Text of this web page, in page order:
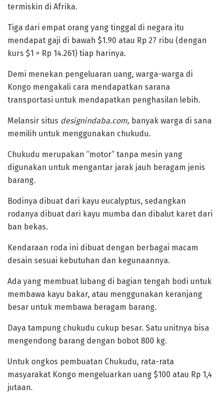
termiskin di Afrika.
‎Tiga dari empat orang yang tinggal di negara itu
mendapat gaji di bawah $1.90 atau Rp 27 ribu (dengan
kurs $1 = Rp 14.261) tiap harinya.
‎Demi menekan pengeluaran uang, warga-warga di
Kongo mengakali cara mendapatkan sarana
transportasi untuk mendapatkan penghasilan lebih.
Melansir situs designindaba.com, banyak warga di sana
memilih untuk menggunakan chukudu.
‎Chukudu merupakan “motor” tanpa mesin yang
digunakan untuk mengantar jarak jauh beragam jenis
barang.
Bodinya dibuat dari kayu eucalyptus, sedangkan
rodanya dibuat dari kayu mumba dan dibalut karet dari
ban bekas.
‎Kendaraan roda ini dibuat dengan berbagai macam
desain sesuai kebutuhan dan kegunaannya.
Ada yang membuat lubang di bagian tengah bodi untuk
membawa kayu bakar, atau menggunakan keranjang
besar untuk membawa beragam barang.
‎Daya tampung chukudu cukup besar. Satu unitnya bisa
mengendong barang dengan bobot 800 kg.
Untuk ongkos pembuatan Chukudu, rata-rata
masyarakat Kongo mengeluarkan uang $100 atau Rp 1,4
jutaan.